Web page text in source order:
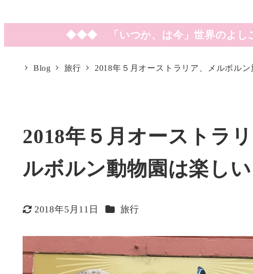
◆◆◆ 「いつか、は今」世界のよし
Blog 旅行 2018年５月オーストラリア、メルボル
2018年５月オーストラ
ルボルン動物園は楽しい
更新日
2018年5月11日 カテゴリー
旅行